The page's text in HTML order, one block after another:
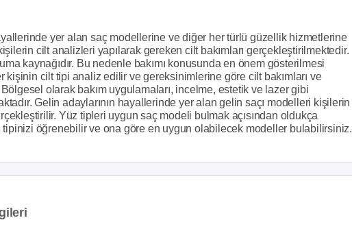
yer alan saç modellerine ve diğer her türlü güzellik hizmetlerine
cilt analizleri yapılarak gereken cilt bakımları gerçekleştirilmektedir.
kaynağıdır. Bu nedenle bakımı konusunda en önem gösterilmesi
kişinin cilt tipi analiz edilir ve gereksinimlerine göre cilt bakımları ve
olarak bakım uygulamaları, incelme, estetik ve lazer gibi
Gelin adaylarının hayallerinde yer alan gelin saçı modelleri kişilerin
Yüz tipleri uygun saç modeli bulmak açısından oldukça
öğrenebilir ve ona göre en uygun olabilecek modeller bulabilirsiniz.